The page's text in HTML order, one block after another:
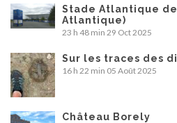
Stade Atlantique
Atlantique)
23 h 48 min 29 Oct 2025
Sur les traces des
16 h 22 min 05 Août 2025
Château Borely